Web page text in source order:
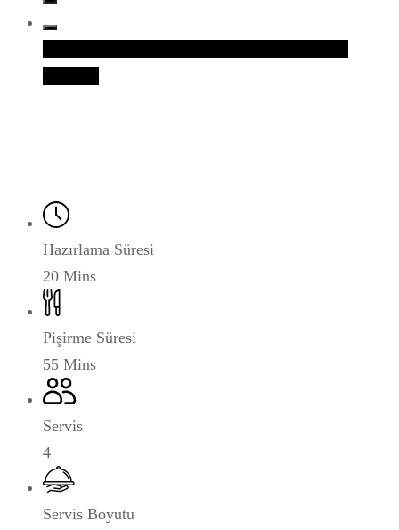
Hazırlama Süresi
20 Mins
Pişirme Süresi
55 Mins
Servis
4
Servis Boyutu